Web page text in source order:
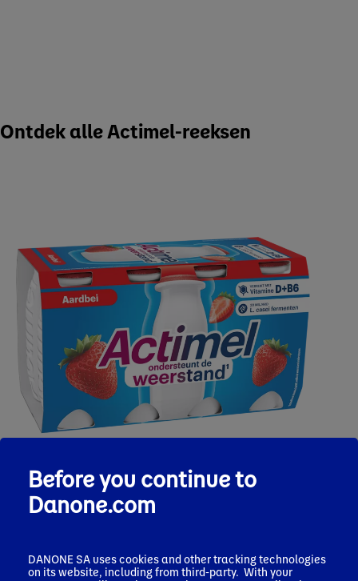
Ontdek alle Actimel-reeksen
Actimel Aardbei
Before you continue to
Danone.com
DANONE SA uses cookies and other tracking technologies
on its website, including from third-party. With your